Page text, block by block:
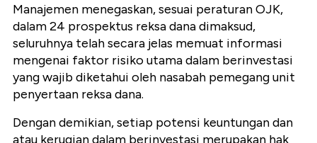
Manajemen menegaskan, sesuai peraturanOJK,
dalam 24 prospektus reksa dana dimaksud,
seluruhnya telah secara jelas memuat informasi
mengenai faktor risiko utama dalam berinvestasi
yang wajib diketahui oleh nasabah pemegang unit
penyertaan reksa dana.
Dengan demikian, setiap potensi keuntungan dan
atau kerugian dalam berinvestasi merupakan hak